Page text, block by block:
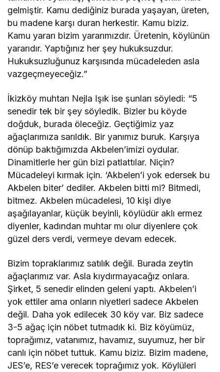
gelmiştir. Kamu dediğiniz burada yaşayan, üreten,
bu madene karşı duran herkestir. Kamu biziz.
Kamu yararı bizim yararımızdır. Üretenin, köylünün
yararıdır. Yaptığınız her şey hukuksuzdur.
Hukuksuzluğunuz karşısında mücadeleden asla
vazgeçmeyeceğiz.”
İkizköy muhtarı Nejla Işık ise şunları söyledi: “5
senedir tek bir şey söyledik. Bizler bu köyde
doğduk, burada öleceğiz. Geçtiğimiz yaz
ağaçlarımıza sarıldık. Bir yanımız buruk. Karşıya
dönüp baktığımızda Akbelen’imizi oydular.
Dinamitlerle her gün bizi patlattılar. Niçin?
Mücadeleyi kırmak için. ‘Akbelen’i yok edersek bu
Akbelen biter’ dediler. Akbelen bitti mi? Bitmedi,
bitmez. Akbelen mücadelesi, 10 kişi diye
aşağılayanlar, küçük beyinli, köylüdür aklı ermez
diyenler, kadından muhtar mı olur diyenlere çok
güzel ders verdi, vermeye devam edecek.
Bizim topraklarımız satılık değil. Burada zeytin
ağaçlarımız var. Asla kıydırmayacağız onlara.
Şirket, 5 senedir elinden geleni yaptı. Akbelen’i
yok ettiler ama onların niyetleri sadece Akbelen
değil. Daha yok edilecek 30 köy var. Biz sadece
3-5 ağaç için nöbet tutmadık ki. Biz köyümüz,
toprağımız, vatanımız, havamız, suyumuz, her bir
canlı için nöbet tuttuk. Kamu biziz. Bizim madene,
JES’e, RES’e verecek toprağımız yok. Köylüleri